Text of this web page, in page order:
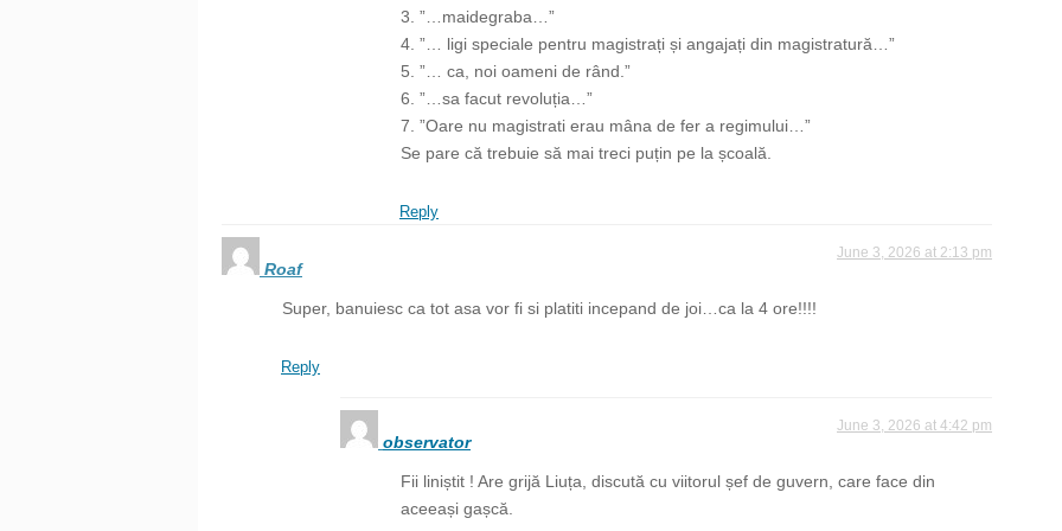
3. ”…maidegraba…”
4. ”… ligi speciale pentru magistrați și angajați din magistratură…”
5. ”… ca, noi oameni de rând.”
6. ”…sa facut revoluția…”
7. ”Oare nu magistrati erau mâna de fer a regimului…”
Se pare că trebuie să mai treci puțin pe la școală.
Reply
Roaf
June 3, 2026 at 2:13 pm
Super, banuiesc ca tot asa vor fi si platiti incepand de joi…ca la 4 ore!!!!
Reply
observator
June 3, 2026 at 4:42 pm
Fii liniștit ! Are grijă Liuța, discută cu viitorul șef de guvern, care face din
aceeași gașcă.